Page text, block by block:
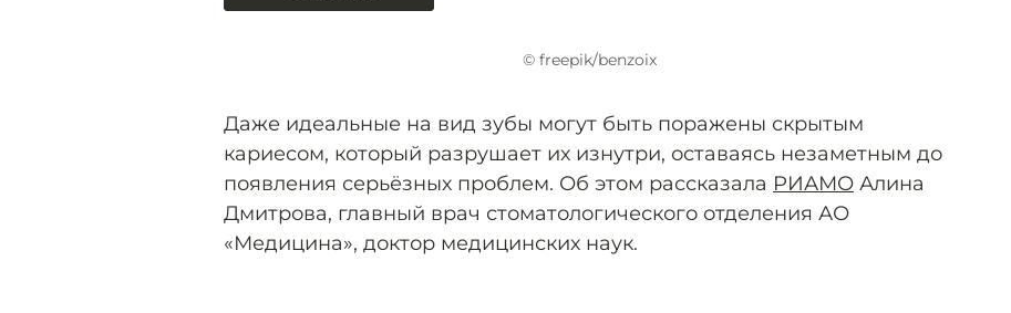
© freepik/benzoix
Даже идеальные на вид зубы могут быть поражены скрытым
кариесом, который разрушает их изнутри, оставаясь незаметным до
появления серьёзных проблем. Об этом рассказала РИАМО Алина
Дмитрова, главный врач стоматологического отделения АО
«Медицина», доктор медицинских наук.